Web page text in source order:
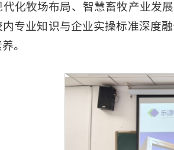
化牧场布局、智慧畜牧产业发
专业知识与企业实操标准深度
。